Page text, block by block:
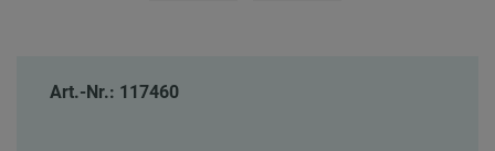
Art.-Nr.: 117460